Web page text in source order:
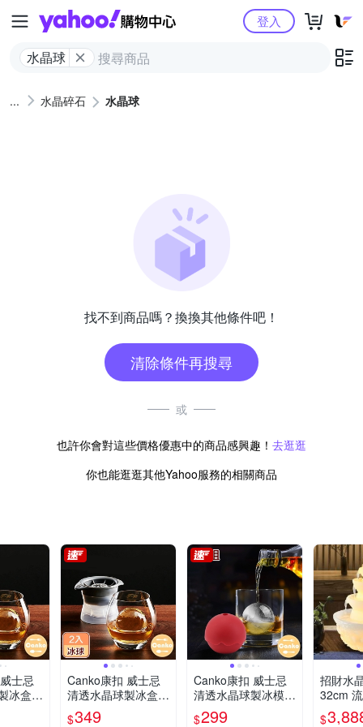
Yahoo購物中心
水晶球
登入
水晶碎石 水晶球
找不到商品嗎？換換其他條件吧！
清除條件再搜尋
或
也許你會對這些價格優惠中的商品感興趣！ 去逛逛
你也能逛逛其他Yahoo服務的相關商品
士忌
冰盒
Canko康扣 威士忌
清透水晶球製冰盒
圓形/2入組
$349
Canko康扣 威士忌
清透水晶球製冰模具
盒 直徑45mm圓/2入
$299
招財水
32cm
燈光
$